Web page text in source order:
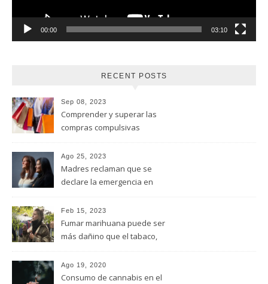
00:00 03:10
RECENT POSTS
Sep 08, 2023
Comprender y superar las
compras compulsivas
Ago 25, 2023
Madres reclaman que se
declare la emergencia en
Feb 15, 2023
Fumar marihuana puede ser
más dañino que el tabaco,
Universidad de Ottawa
Ago 19, 2020
Consumo de cannabis en el